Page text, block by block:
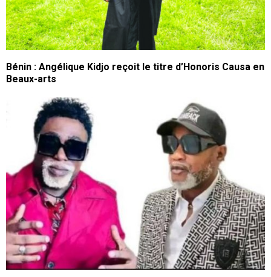
Bénin : Angélique Kidjo reçoit le titre d’Honoris Causa en
Beaux-arts